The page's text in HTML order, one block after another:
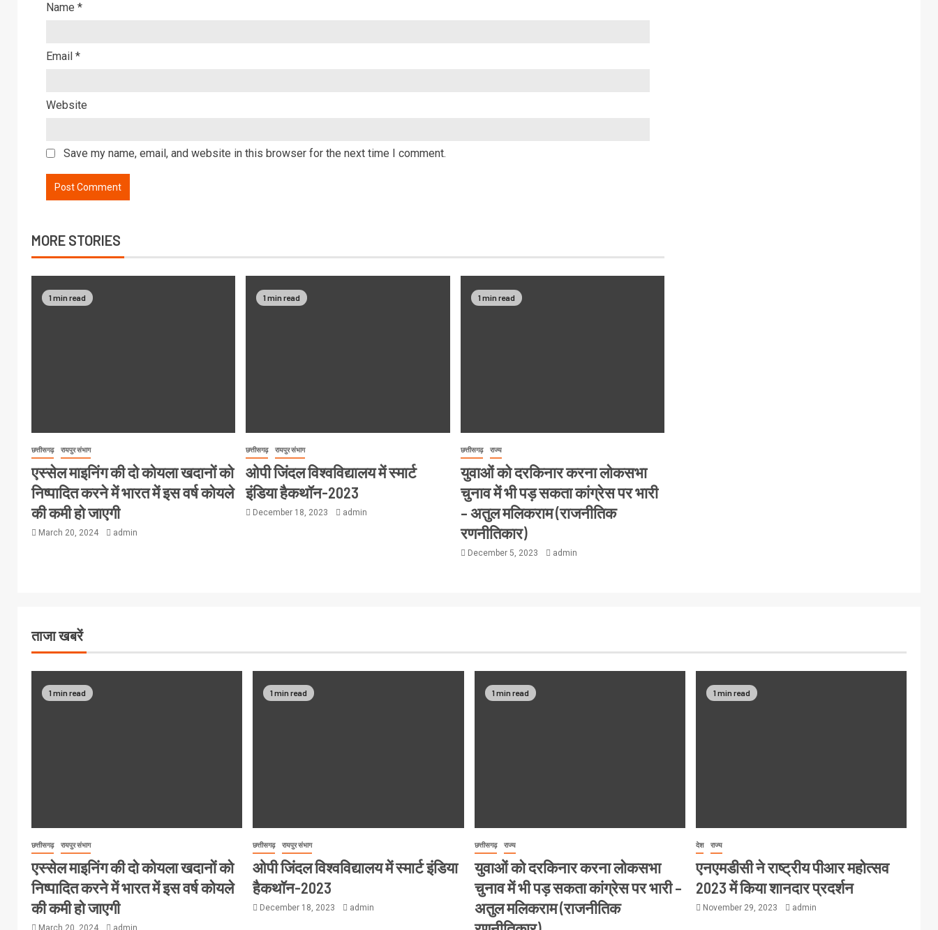
Name *
Email *
Website
Save my name, email, and website in this browser for the next time I comment.
MORE STORIES
1 min read
छत्तीसगढ़ रायपुर संभाग
एस्सेल माइनिंग की दो कोयला खदानों को
निष्पादित करने में भारत में इस वर्ष कोयले
की कमी हो जाएगी
March 20, 2024 admin
1 min read
छत्तीसगढ़ रायपुर संभाग
ओपी जिंदल विश्वविद्यालय में स्मार्ट
इंडिया हैकथॉन-2023
December 18, 2023 admin
1 min read
छत्तीसगढ़ राज्य
युवाओं को दरकिनार करना लोकसभा
चुनाव में भी पड़ सकता कांग्रेस पर भारी
– अतुल मलिकराम (राजनीतिक
रणनीतिकार)
December 5, 2023 admin
ताजा खबरें
1 min read
छत्तीसगढ़ रायपुर संभाग
एस्सेल माइनिंग की दो कोयला खदानों को
निष्पादित करने में भारत में इस वर्ष कोयले
की कमी हो जाएगी
1 min read
छत्तीसगढ़ रायपुर संभाग
ओपी जिंदल विश्वविद्यालय में स्मार्ट इंडिया
हैकथॉन-2023
December 18, 2023 admin
1 min read
छत्तीसगढ़ राज्य
युवाओं को दरकिनार करना लोकसभा
चुनाव में भी पड़ सकता कांग्रेस पर भारी –
अतुल मलिकराम (राजनीतिक
1 min read
देश राज्य
एनएमडीसी ने राष्ट्रीय पीआर महोत्सव
2023 में किया शानदार प्रदर्शन
November 29, 2023 admin